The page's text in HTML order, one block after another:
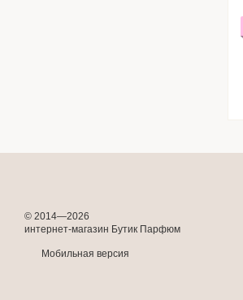
© 2014—2026
интернет-магазин Бутик Парфюм
Мобильная версия